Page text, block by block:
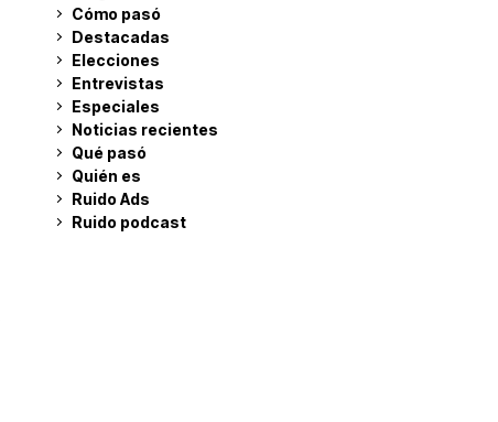
Cómo pasó
Destacadas
Elecciones
Entrevistas
Especiales
Noticias recientes
Qué pasó
Quién es
Ruido Ads
Ruido podcast